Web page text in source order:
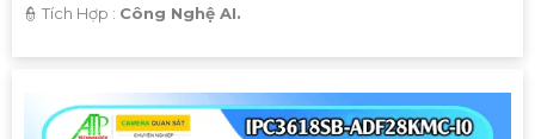
️👮 Tích Hợp : Công Nghệ AI.